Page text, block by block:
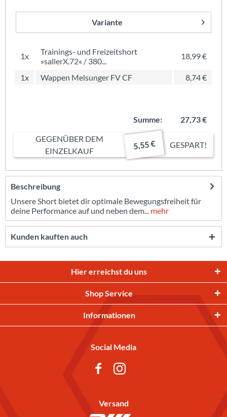
Variante
1x
Trainings- und Freizeitshort
»sallerX.72« / 380...
18,99 €
1x Wappen Melsunger FV CF 8,74 €
Summe:
27,73 €
GEGENÜBER DEM
EINZELKAUF
5,55 € GESPART!
Beschreibung
Unsere Short bietet dir optimale Bewegungsfreiheit für
deine Performance auf und neben dem... mehr
Kunden kauften auch
Hier erreichst du uns
Shop Service
Informationen
Social Media
Versand